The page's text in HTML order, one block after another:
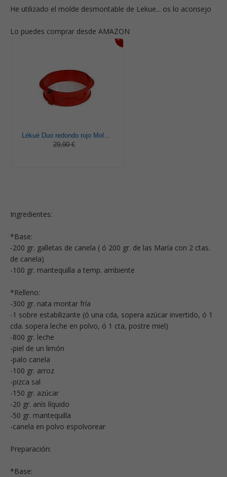
He utilizado el molde desmontable de Lekue... os lo aconsejo
Lo puedes comprar desde AMAZON
24%
Lékué Duo redondo rojo Molde pastel, Silicona, 23 x 7 x 23 cm
29,90 €
Ingredientes:
*Base:
-200 gr. galletas de canela ( ó 200 gr. de las María con 2 ctas.
de canela)
-100 gr. mantequilla a temp. ambiente
*Relleno:
-300 gr. nata montar fría
-1 sobre estabilizante (ó una cda, sopera azúcar invertido, ó 1
cda. sopera leche en polvo, ó 1 cta, postre miel)
-800 gr. leche
-piel de un limón
-palo canela
-100 gr. arroz
-pizca sal
-150 gr. azúcar
-20 gr. anís líquido
-50 gr. mantequilla
-canela en polvo espolvorear
Preparación:
*Base: